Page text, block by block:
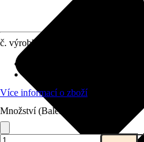
č. výrobku
Více informací o zboží
Množství (Balení)